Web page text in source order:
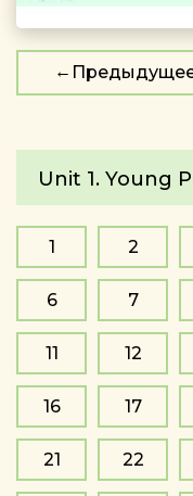
Unit 1. Young
1 2
6 7
11 12
16 17
21 22